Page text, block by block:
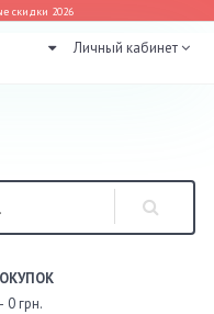
скидки 2026
Личный кабинет
0 грн.